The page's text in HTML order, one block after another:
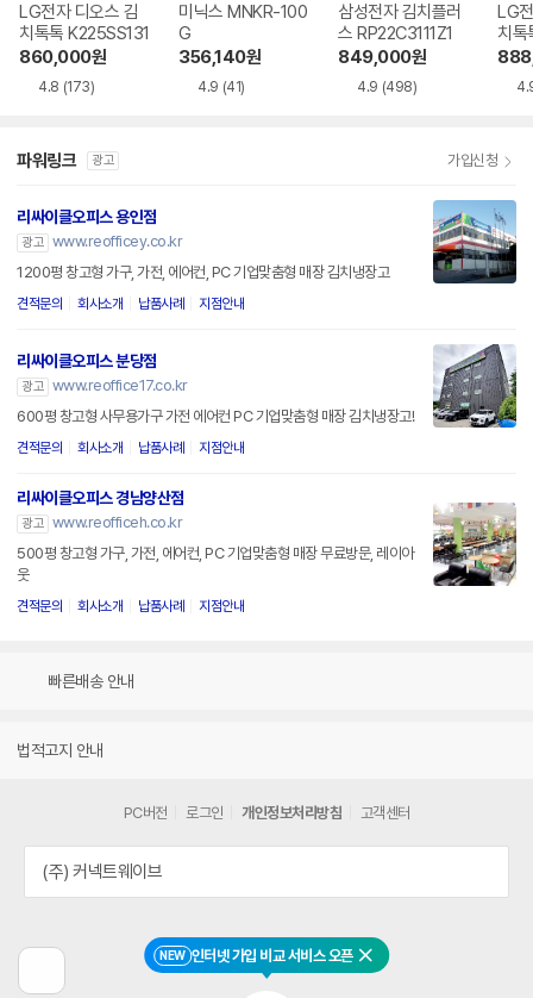
NEW 인터넷 가입 비교 서비스 오픈 닫기
LG전자 디오스 김
치톡톡 K225SS131
860,000원
4.8 (173)
미닉스 MNKR-100
G
356,140원
4.9 (41)
삼성전자 김치플러
스 RP22C3111Z1
849,000원
4.9 (498)
LG
치
1
파워링크 광고 가입신청
리싸이클오피스 용인점
광고 www.reofficey.co.kr
1200평 창고형 가구, 가전, 에어컨, PC 기업맞춤형 매장 김치냉장고
견적문의 회사소개 납품사례 지점안내
리싸이클오피스 분당점
광고 www.reoffice17.co.kr
600평 창고형 사무용가구 가전 에어컨 PC 기업맞춤형 매장 김치냉장고!
견적문의 회사소개 납품사례 지점안내
리싸이클오피스 경남양산점
광고 www.reofficeh.co.kr
500평 창고형 가구, 가전, 에어컨, PC 기업맞춤형 매장 무료방문, 레이아
웃
견적문의 회사소개 납품사례 지점안내
빠른배송 안내
법적고지 안내
전
PC버전 로그인 개인정보처리방침 고객센터
(주) 커넥트웨이브